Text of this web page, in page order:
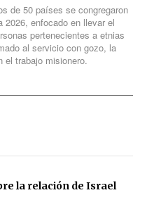
de 50 países se congregaron
2026, enfocado en llevar el
pertenecientes a etnias
al servicio con gozo, la
el trabajo misionero.
la relación de Israel